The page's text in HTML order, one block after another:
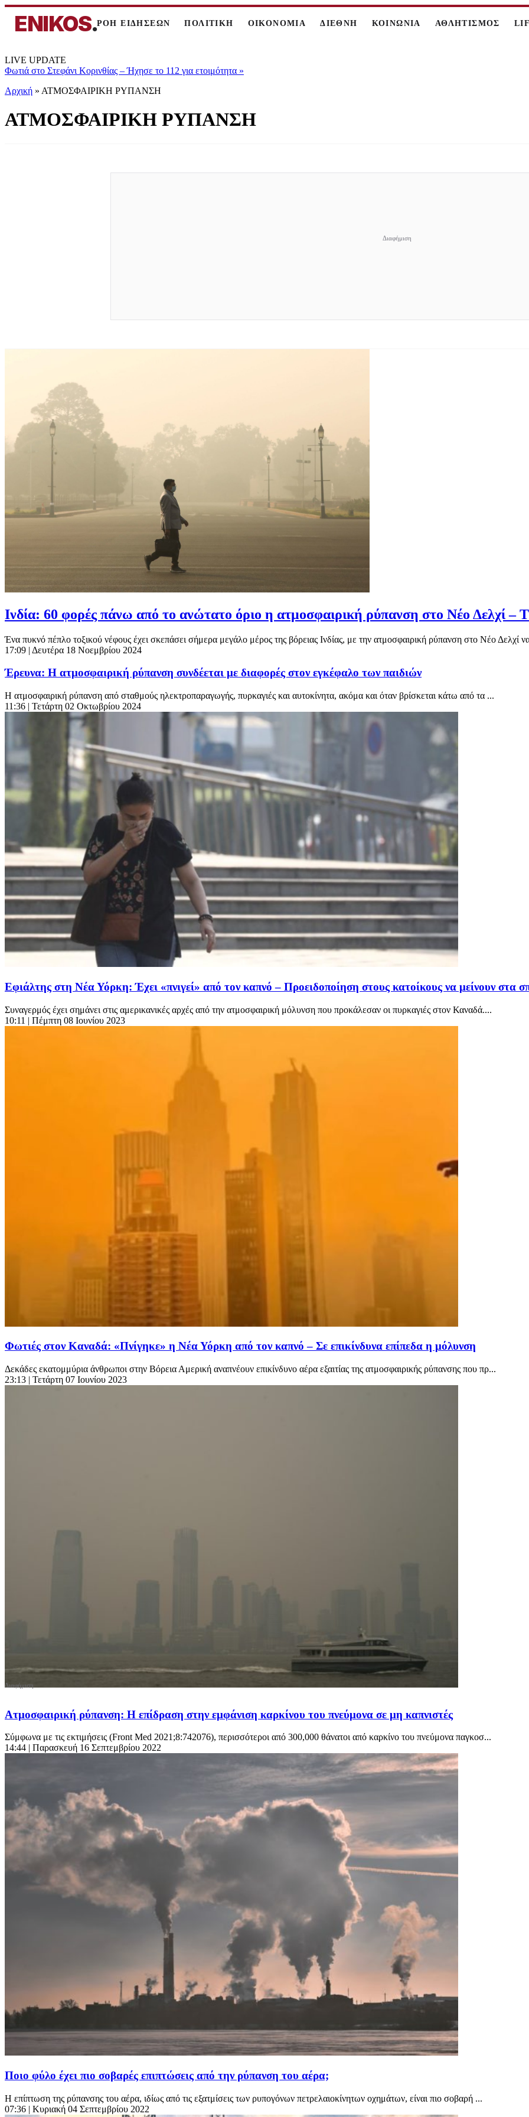
ENIKOS.ΡΟΗ ΕΙΔΗΣΕΩΝ ΠΟΛΙΤΙΚΗ ΟΙΚΟΝΟΜΙΑ ΔΙΕΘΝΗ ΚΟΙΝΩΝΙΑ ΑΘΛΗΤΙΣΜΟΣ
LIVE UPDATE
Φωτιά στο Στεφάνι Κορινθίας – Ήχησε το 112 για ετοιμότητα »
Αρχική » ΑΤΜΟΣΦΑΙΡΙΚΗ ΡΥΠΑΝΣΗ
ΑΤΜΟΣΦΑΙΡΙΚΗ ΡΥΠΑΝΣΗ
Ινδία: 60 φορές πάνω από το ανώτατο όριο η ατμοσφαιρική ρύπανση στο Νέο Δελχί –
Ένα πυκνό πέπλο τοξικού νέφους έχει σκεπάσει σήμερα μεγάλο μέρος της βόρειας Ινδίας, με την ατμοσφαιρική ρύπανση στο Νέο Δελχί
17:09 | Δευτέρα 18 Νοεμβρίου 2024
Έρευνα: Η ατμοσφαιρική ρύπανση συνδέεται με διαφορές στον εγκέφαλο των παιδιών
Η ατμοσφαιρική ρύπανση από σταθμούς ηλεκτροπαραγωγής, πυρκαγιές και αυτοκίνητα, ακόμα και όταν βρίσκεται κάτω από τα ...
11:36 | Τετάρτη 02 Οκτωβρίου 2024
Εφιάλτης στη Νέα Υόρκη: Έχει «πνιγεί» από τον καπνό – Προειδοποίηση στους κατοίκους να μείνουν στα
Συναγερμός έχει σημάνει στις αμερικανικές αρχές από την ατμοσφαιρική μόλυνση που προκάλεσαν οι πυρκαγιές στον Καναδά....
10:11 | Πέμπτη 08 Ιουνίου 2023
Φωτιές στον Καναδά: «Πνίγηκε» η Νέα Υόρκη από τον καπνό – Σε επικίνδυνα επίπεδα η μόλυνση
Δεκάδες εκατομμύρια άνθρωποι στην Βόρεια Αμερική αναπνέουν επικίνδυνο αέρα εξαιτίας της ατμοσφαιρικής ρύπανσης που πρ...
23:13 | Τετάρτη 07 Ιουνίου 2023
Ατμοσφαιρική ρύπανση: Η επίδραση στην εμφάνιση καρκίνου του πνεύμονα σε μη καπνιστές
Σύμφωνα με τις εκτιμήσεις (Front Med 2021;8:742076), περισσότεροι από 300,000 θάνατοι από καρκίνο του πνεύμονα παγκοσ...
14:44 | Παρασκευή 16 Σεπτεμβρίου 2022
Ποιο φύλο έχει πιο σοβαρές επιπτώσεις από την ρύπανση του αέρα;
Η επίπτωση της ρύπανσης του αέρα, ιδίως από τις εξατμίσεις των ρυπογόνων πετρελαιοκίνητων οχημάτων, είναι πιο σοβαρή ...
07:36 | Κυριακή 04 Σεπτεμβρίου 2022